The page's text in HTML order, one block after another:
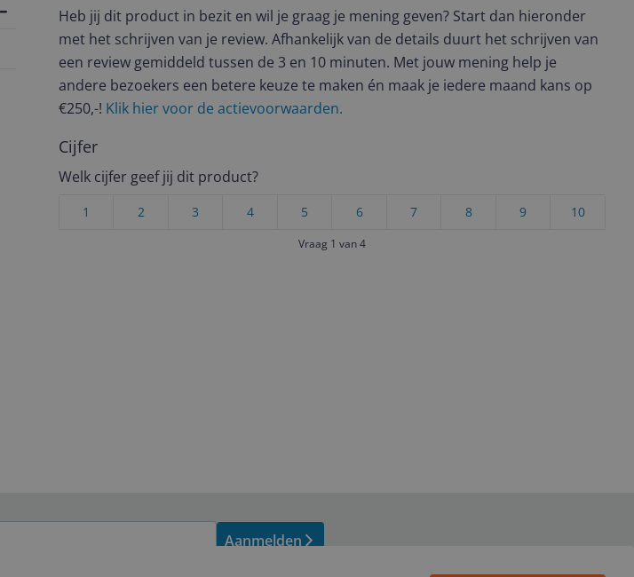
Heb jij dit product in bezit en wil je graag je mening geven? Start dan hieronder
met het schrijven van je review. Afhankelijk van de details duurt het schrijven van
een review gemiddeld tussen de 3 en 10 minuten. Met jouw mening help je
andere bezoekers een betere keuze te maken én maak je iedere maand kans op
€250,-! Klik hier voor de actievoorwaarden.
Cijfer
Welk cijfer geef jij dit product?
10
9
8
7
6
5
4
3
2
1
Vraag 1 van 4
Aanmelden